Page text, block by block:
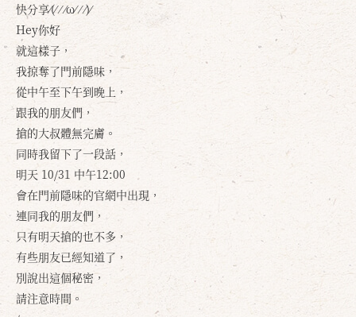
快分享⁄(⁄ ⁄ ⁄ω⁄ ⁄ ⁄)⁄
Hey你好
就這樣子，
我掠奪了門前隱味，
從中午至下午到晚上，
跟我的朋友們，
搶的大叔體無完膚。
同時我留下了一段話，
明天 10/31 中午12:00
會在門前隱味的官網中出現，
連同我的朋友們，
只有明天搶的也不多，
有些朋友已經知道了，
別說出這個秘密，
請注意時間。